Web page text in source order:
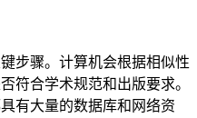
步骤。计算机会根据相似性
符合学术规范和出版要求。
有大量的数据库和网络资